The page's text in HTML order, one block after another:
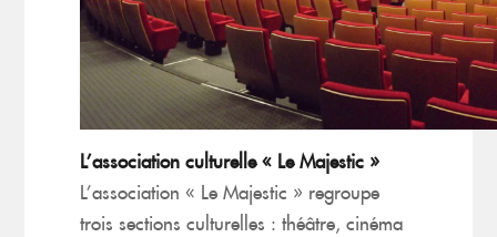
L’association culturelle « Le Majestic »
L’association « Le Majestic » regroupe
trois sections culturelles : théâtre, cinéma